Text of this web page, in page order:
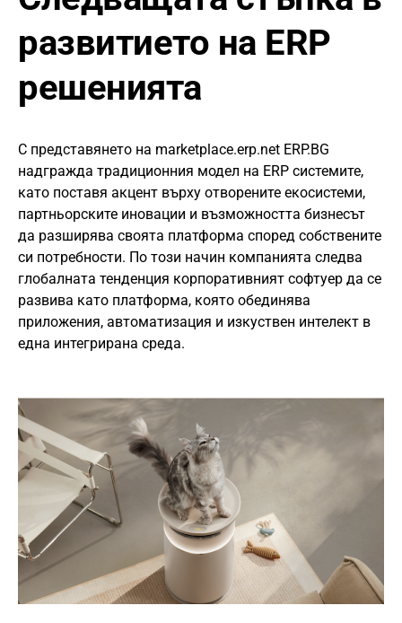
развитието на ERP
решенията
С представянето на marketplace.erp.net ERP.BG
надгражда традиционния модел на ERP системите,
като поставя акцент върху отворените екосистеми,
партньорските иновации и възможността бизнесът
да разширява своята платформа според собствените
си потребности. По този начин компанията следва
глобалната тенденция корпоративният софтуер да се
развива като платформа, която обединява
приложения, автоматизация и изкуствен интелект в
една интегрирана среда.